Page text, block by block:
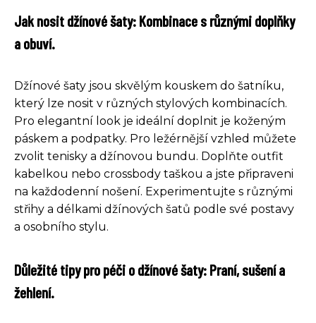
Jak nosit džínové šaty: Kombinace s různými doplňky
a obuví.
Džínové šaty jsou skvělým kouskem do šatníku,
který lze nosit v různých stylových kombinacích.
Pro elegantní look je ideální doplnit je koženým
páskem a podpatky. Pro ležérnější vzhled můžete
zvolit tenisky a džínovou bundu. Doplňte outfit
kabelkou nebo crossbody taškou a jste připraveni
na každodenní nošení. Experimentujte s různými
střihy a délkami džínových šatů podle své postavy
a osobního stylu.
Důležité tipy pro péči o džínové šaty: Praní, sušení a
žehlení.